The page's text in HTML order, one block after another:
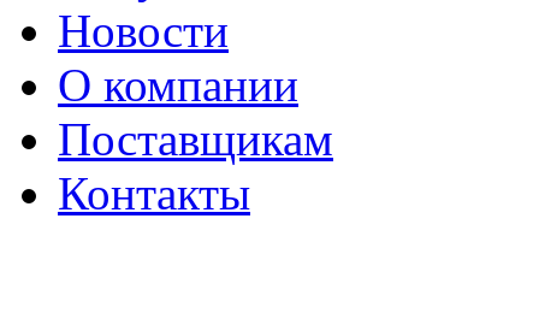
Новости
О компании
Поставщикам
Контакты